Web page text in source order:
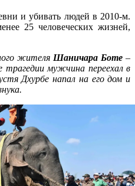
и убивать людей в 2010-м.
25 человеческих жизней,
жителя Шаничара Боте–
трагедии мужчина переехал в
Дхурбе напал на его дом и